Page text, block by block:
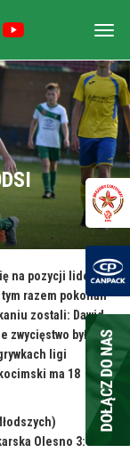
na pozycji lidera w
razem pokonali
zostali: Dawid
zwycięstwo było za
ligi
ma 18
Olesno 3:0